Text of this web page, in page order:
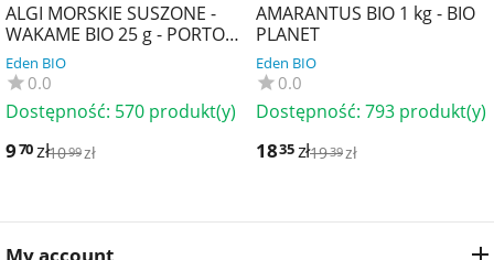
ALGI MORSKIE SUSZONE -
WAKAME BIO 25 g - PORTO
MUINOS
Eden BIO
0.0
Dostępność: 570 produkt(y)
970zł1099zł
AMARANTUS BIO 1 kg - BIO
PLANET
Eden BIO
0.0
Dostępność: 793 produkt(y)
1835zł1939zł
My account